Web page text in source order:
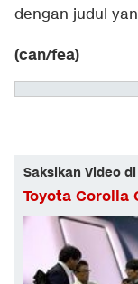
dengan judul
(can/fea)
Saksikan Video
Toyota Corolla